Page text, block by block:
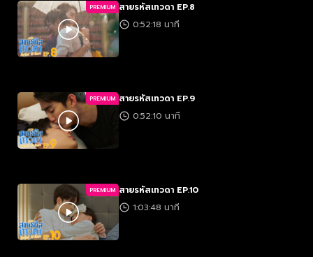
PREMIUM สายรหัสเทวดา EP.8
0:52:18 นาที
PREMIUM สายรหัสเทวดา EP.9
0:52:10 นาที
PREMIUM สายรหัสเทวดา EP.10
1:03:48 นาที